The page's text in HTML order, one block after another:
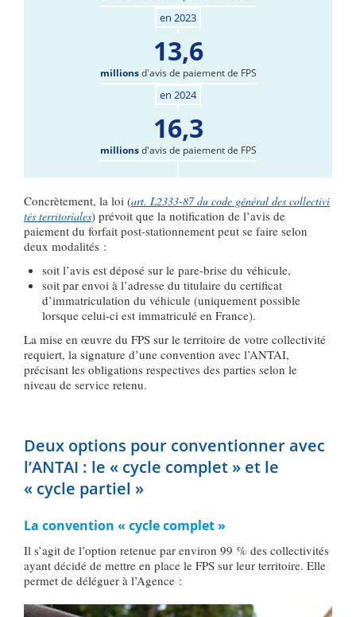
en 2023
13,6
millionsd'avis de paiement de FPS
en 2024
16,3
millionsd'avis de paiement de FPS
Concrètement, la loi (art. L2333-87 du code général des collectivi
tés territoriales) prévoit que la notification de l’avis de
paiement du forfait post-stationnement peut se faire selon
deux modalités :
soit l’avis est déposé sur le pare-brise du véhicule,
soit par envoi à l’adresse du titulaire du certificat
d’immatriculation du véhicule (uniquement possible
lorsque celui-ci est immatriculé en France).
La mise en œuvre du FPS sur le territoire de votre collectivité
requiert, la signature d’une convention avec l’ANTAI,
précisant les obligations respectives des parties selon le
niveau de service retenu.
Deux options pour conventionner avec
l’ANTAI : le « cycle complet » et le
« cycle partiel »
La convention « cycle complet »
Il s’agit de l’option retenue par environ 99 % des collectivités
ayant décidé de mettre en place le FPS sur leur territoire. Elle
permet de déléguer à l’Agence :